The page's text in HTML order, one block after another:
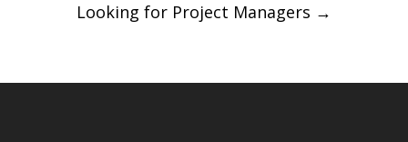
Looking for Project Managers →